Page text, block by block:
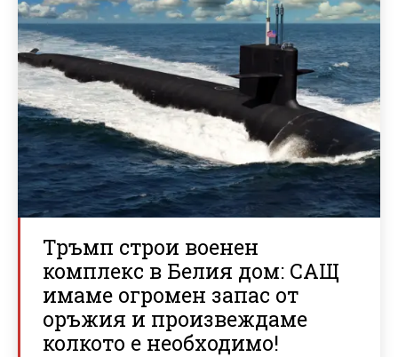
Тръмп строи военен
комплекс в Белия дом: САЩ
имаме огромен запас от
оръжия и произвеждаме
колкото е необходимо!